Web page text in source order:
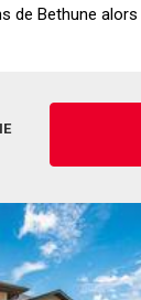
de Bethune